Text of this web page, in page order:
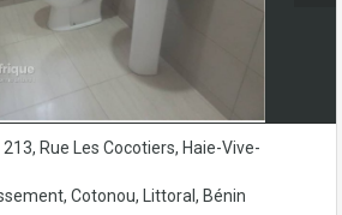
Rue Les Cocotiers, Haie-Vive-
Cotonou, Littoral, Bénin